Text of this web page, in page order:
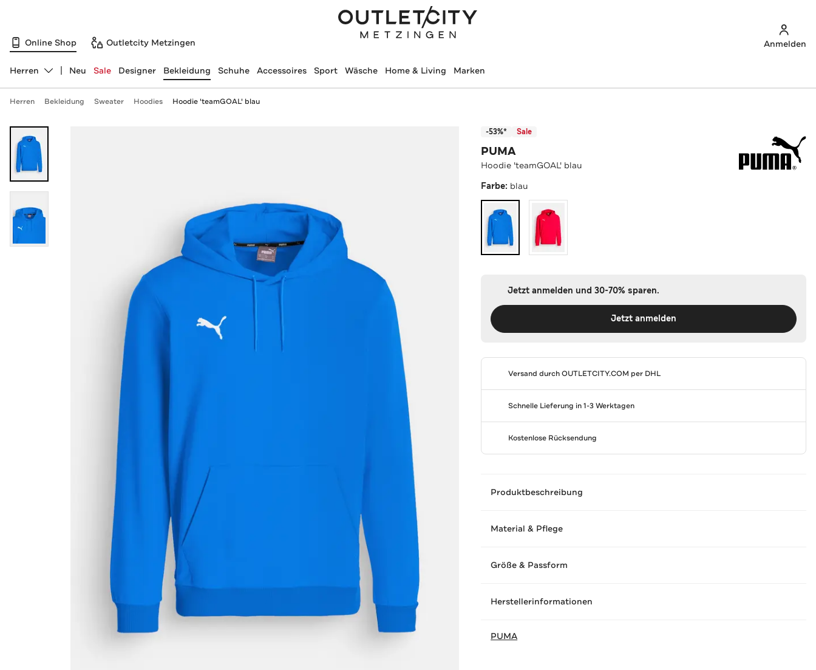
Online Shop Outletcity Metzingen Anmelden
Abteilung ändern, ausgewählt:
Herren Neu Sale Designer Bekleidung Schuhe Accessoires Sport Wäsche Home & Living Marken
Herren Bekleidung Sweater Hoodies Hoodie 'teamGOAL' blau
-53%* Sale
PUMA
Hoodie 'teamGOAL' blau
Farbe: blau
Jetzt anmelden und 30-70% sparen.
Jetzt anmelden
Versand durchOUTLETCITY.COM per DHL
Schnelle Lieferung in 1-3 Werktagen
Kostenlose Rücksendung
Produktbeschreibung
Material & Pflege
Größe & Passform
Herstellerinformationen
PUMA